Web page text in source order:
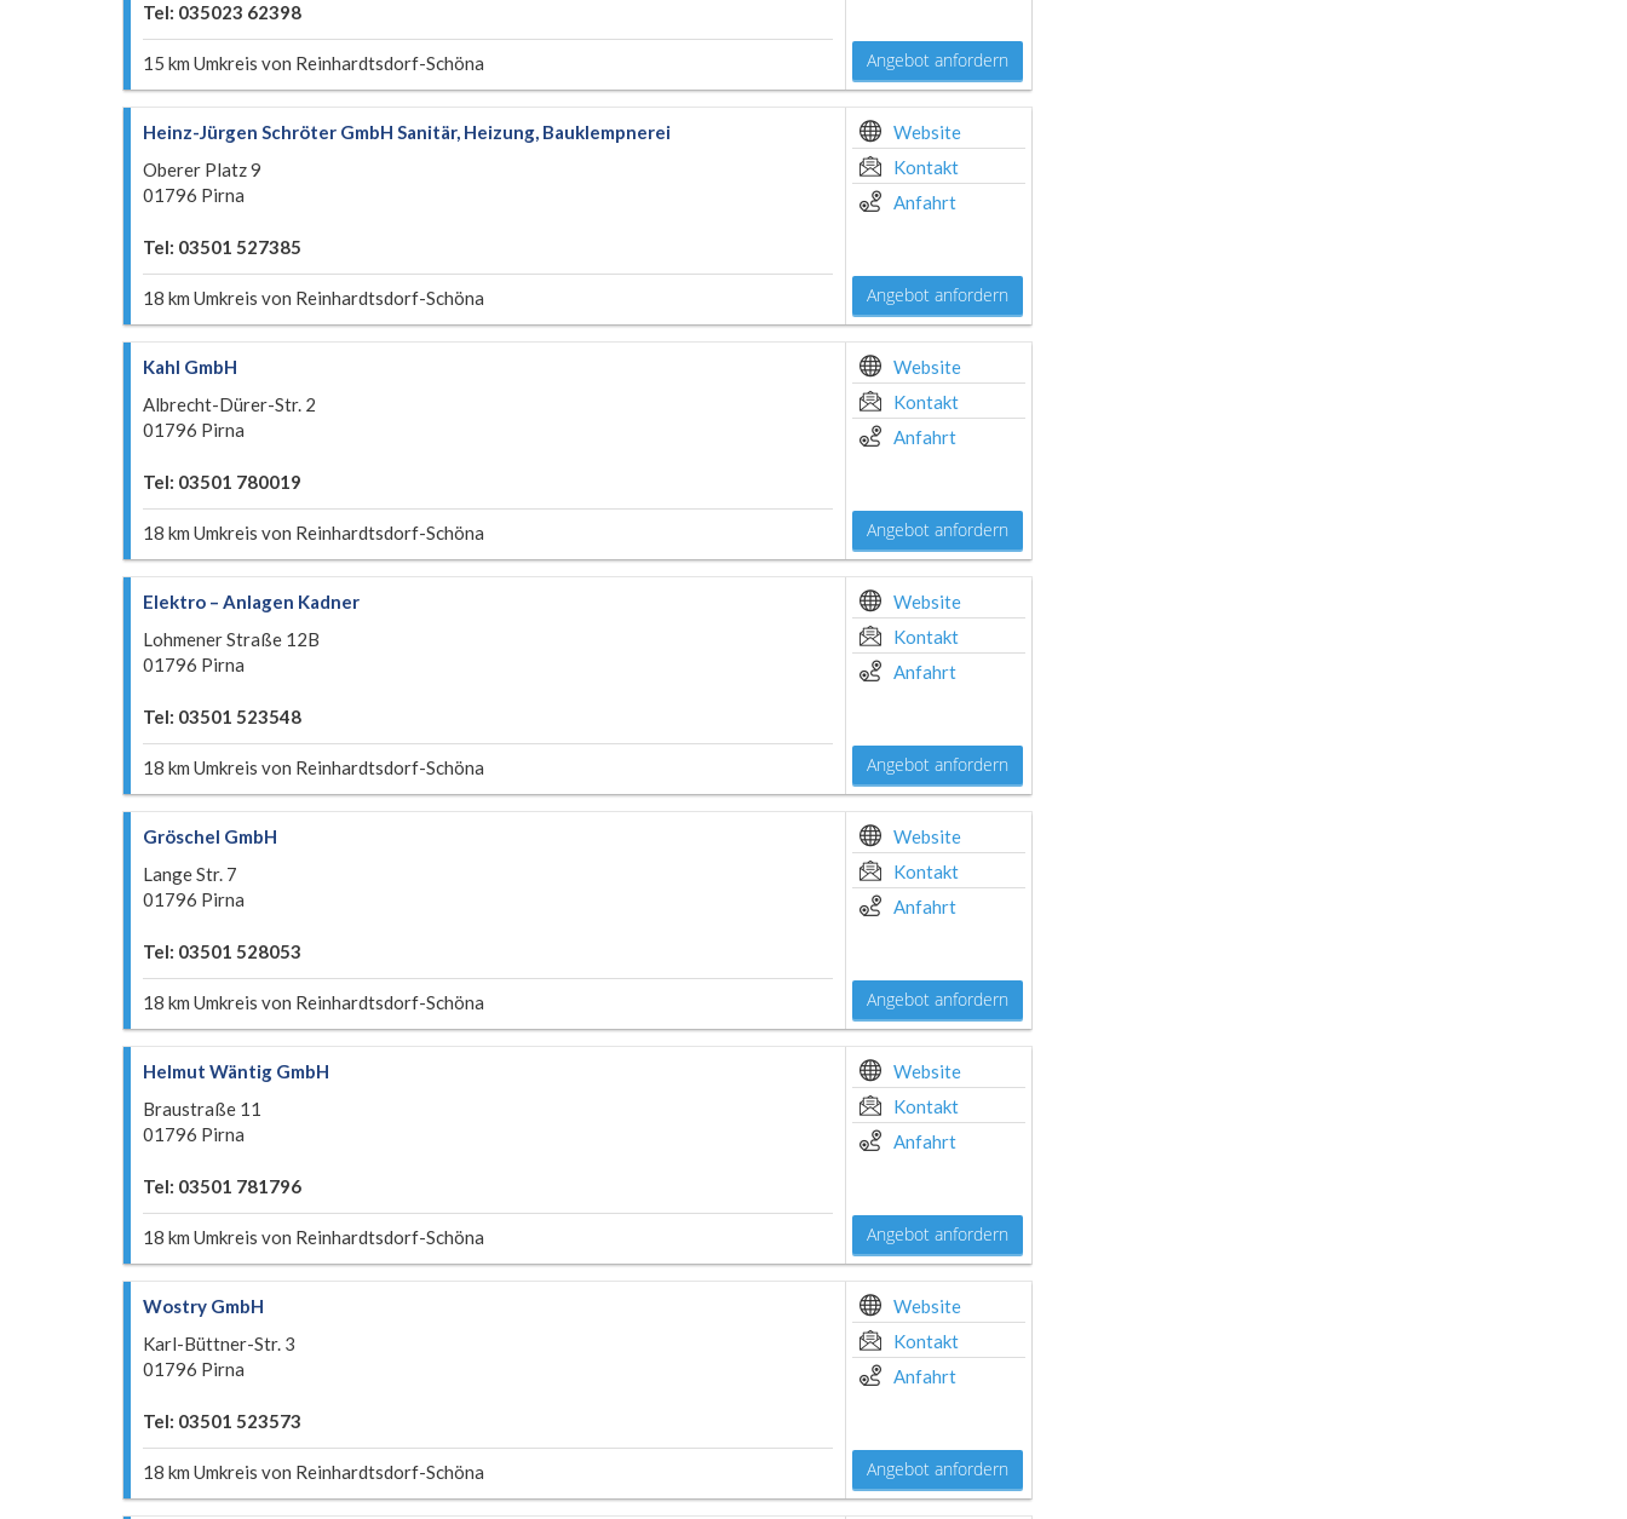
Tel: 035023 62398
15 km Umkreis von Reinhardtsdorf-Schöna Angebot anfordern
Heinz-Jürgen Schröter GmbH Sanitär, Heizung, Bauklempnerei
Oberer Platz 9
01796 Pirna
Tel: 03501 527385
18 km Umkreis von Reinhardtsdorf-Schöna
Website
Kontakt
Anfahrt
Angebot anfordern
Kahl GmbH
Albrecht-Dürer-Str. 2
01796 Pirna
Tel: 03501 780019
18 km Umkreis von Reinhardtsdorf-Schöna
Website
Kontakt
Anfahrt
Angebot anfordern
Elektro – Anlagen Kadner
Lohmener Straße 12B
01796 Pirna
Tel: 03501 523548
18 km Umkreis von Reinhardtsdorf-Schöna
Website
Kontakt
Anfahrt
Angebot anfordern
Gröschel GmbH
Lange Str. 7
01796 Pirna
Tel: 03501 528053
18 km Umkreis von Reinhardtsdorf-Schöna
Website
Kontakt
Anfahrt
Angebot anfordern
Helmut Wäntig GmbH
Braustraße 11
01796 Pirna
Tel: 03501 781796
18 km Umkreis von Reinhardtsdorf-Schöna
Website
Kontakt
Anfahrt
Angebot anfordern
Wostry GmbH
Karl-Büttner-Str. 3
01796 Pirna
Tel: 03501 523573
18 km Umkreis von Reinhardtsdorf-Schöna
Website
Kontakt
Anfahrt
Angebot anfordern